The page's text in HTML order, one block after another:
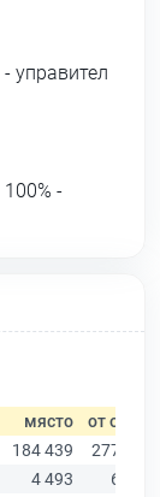
- управител
100% -
място
от общо
184 439
277 019
4 493
6 851